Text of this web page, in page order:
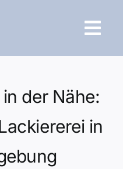
der Nähe:
in